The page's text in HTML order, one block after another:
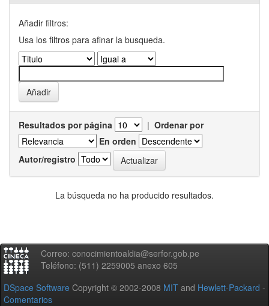
Añadir filtros:
Usa los filtros para afinar la busqueda.
Resultados por página | Ordenar por
En orden
Autor/registro
La búsqueda no ha producido resultados.
Correo: conocimientoaldia@serfor.gob.pe
Teléfono: (511) 2259005 anexo 605
DSpace Software Copyright © 2002-2008 MIT and Hewlett-Packard -
Comentarios